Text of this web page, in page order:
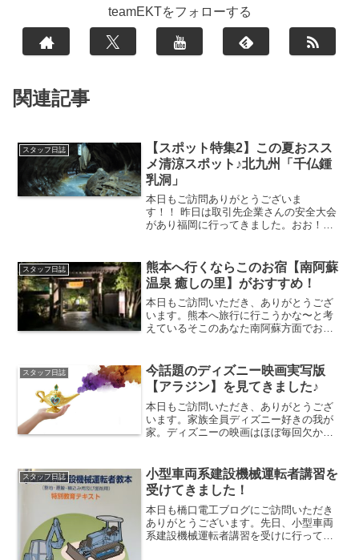
teamEKTをフォローする
関連記事
スタッフ日誌
【スポット特集2】この夏おスス
メ清涼スポット♪北九州「千仏鍾
乳洞」
本日もご訪問ありがとうございま
す！！ 昨日は取引先企業さんの安全大会
があり福岡に行ってきました。おお！！
ごい迫力でした！！博多山笠は７月１５
日まで開催です☆話は変わりま...
スタッフ日誌
熊本へ行くならこのお宿【南阿蘇
温泉 癒しの里】がおすすめ！
本日もご訪問いただき、ありがとうござ
います。熊本へ旅行に行こうかな〜と考
えているそこのあなた南阿蘇方面でおす
四季の郷土料理と身も心も満足できるお
宿がこちら。南阿蘇温泉 ...
スタッフ日誌
今話題のディズニー映画実写版
【アラジン】を見てきました♪
本日もご訪問いただき、ありがとうござ
います。家族全員ディズニー好きの我が
家。ディズニーの映画はほぼ毎回欠かさ
ニー作品は自分ランキング1位を決めるの
がとても難しい…。ラプ...
スタッフ日誌
小型車両系建設機械運転者講習を
受けてきました！
本日も橋口電工ブログにご訪問いただき
ありがとうございます。先日、小型車両
系建設機械運転者講習を受けに行ってき